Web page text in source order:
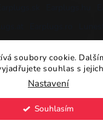
soubory cookie.
souhlas s
Nastavení
Souhlasím
Vytvořil Shoptet
Earplugs.cz. Všechna